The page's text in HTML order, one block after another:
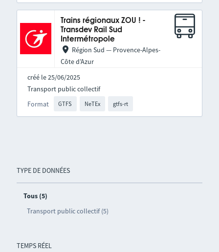
TYPE DE DONNÉES
Tous (5)
Transport public collectif (5)
TEMPS RÉEL
Trains régionaux ZOU ! -
Transdev Rail Sud
Intermétropole
Région Sud — Provence-Alpes-
Côte d’Azur
créé le 25/06/2025
Format GTFS NeTEx gtfs-rt
Transport public collectif